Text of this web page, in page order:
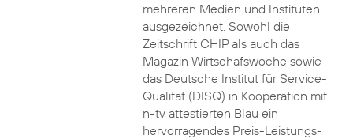
mehreren Medien und Instituten
ausgezeichnet. Sowohl die
Zeitschrift CHIP als auch das
Magazin Wirtschafswoche sowie
das Deutsche Institut für Service-
Qualität (DISQ) in Kooperation mit
n-tv attestierten Blau ein
hervorragendes Preis-Leistungs-